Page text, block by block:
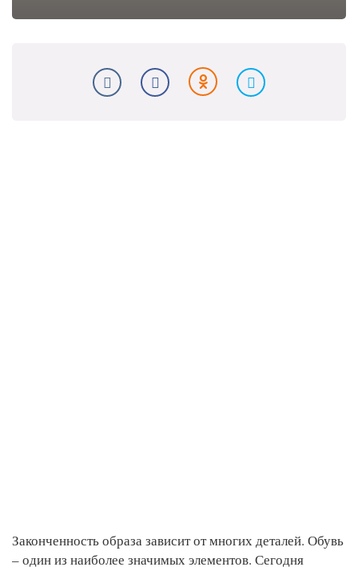
Законченность образа зависит от многих деталей. Обувь
– один из наиболее значимых элементов. Сегодня